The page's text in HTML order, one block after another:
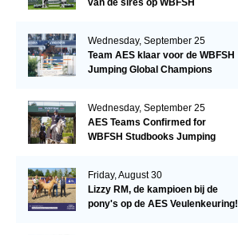
van de sires op WBFSH
Wednesday, September 25
Team AES klaar voor de WBFSH
Jumping Global Champions
Wednesday, September 25
AES Teams Confirmed for
WBFSH Studbooks Jumping
Friday, August 30
Lizzy RM, de kampioen bij de
pony's op de AES Veulenkeuring!